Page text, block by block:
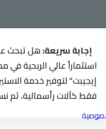
إجابة سريعة:هل تبحث
استثماراً عالي الربحية
فقط كآلات رأسمالية، ثم